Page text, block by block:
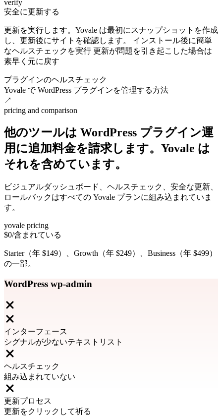
verify
安全に更新する
更新を実行します。Yovale は最初にスナップショットを作成
し、更新後にサイトを確認します。 インストール後に簡単
なヘルスチェックを実行 更新が問題を引き起こした場合は
素早く元に戻す
プラグインのヘルスチェック
Yovale で WordPress プラグインを管理する方法
↗
pricing and comparison
他のツールは WordPress プラグイン運
用に追加料金を請求します。Yovale は
それを含めています。
ビジュアルダッシュボード、ヘルスチェック、安全な更新、
ロールバックはすべての Yovale プランに組み込まれていま
す。
yovale pricing
$0/含まれている
Starter（年 $149）、Growth（年 $249）、Business（年 $499）
の一部。
WordPress wp-admin
インターフェース
シグナルが少ないテキストリスト
ヘルスチェック
組み込まれていない
更新プロセス
更新をクリックして祈る